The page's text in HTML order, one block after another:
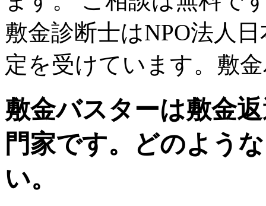
敷金バスターは敷金
門家です。どのよう
い。